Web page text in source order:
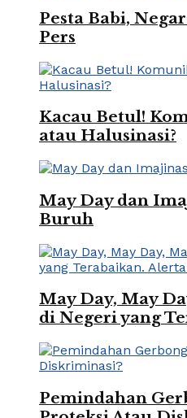
Pesta Babi,
Pers
Kacau Betul!
atau Halusinasi?
May Day dan
Buruh
May Day, May
di Negeri yang
Pemindahan